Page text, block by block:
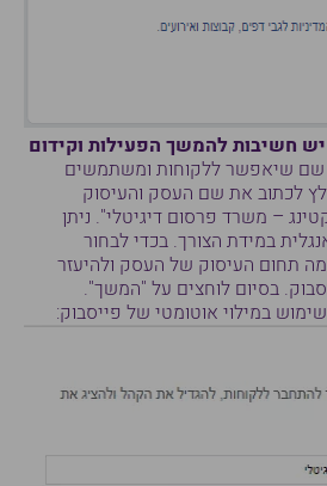
חשיבות להמשך הפעילות וקידום
שם שיאפשר ללקוחות ומשתמשים
לכתוב את שם העסק והעיסוק
– משרד פרסום דיגיטלי". ניתן
במידת הצורך. בכדי לבחור
מה תחום העיסוק של העסק ולהיעזר
בסיום לוחצים על "המשך".
במילוי אוטומטי של פייסבוק: